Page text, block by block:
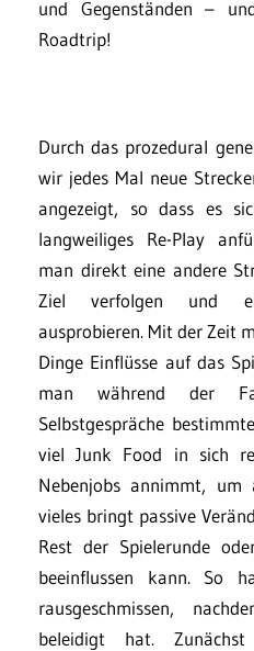
und Gegenständen –
Roadtrip!
Durch das prozedural
wir jedes Mal neue
angezeigt, so dass es
langweiliges Re-Play
man direkt eine andere
Ziel verfolgen und
ausprobieren. Mit der Zeit
Dinge Einflüsse auf das
man während der
Selbstgespräche
viel Junk Food in sich
Nebenjobs annimmt,
vieles bringt passive
Rest der Spielerunde
beeinflussen kann. So
rausgeschmissen,
beleidigt hat.